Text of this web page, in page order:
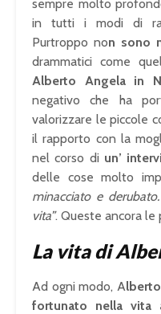
sempre molto
in tutti i modi di
Purtroppo non sono
drammatici come
Alberto Angela in
negativo che ha
valorizzare le piccole
il rapporto con la
nel corso di un’
delle cose molto
minacciato e
vita”. Queste ancora le
La vita di
Ad ogni modo, A
fortunato nella vita